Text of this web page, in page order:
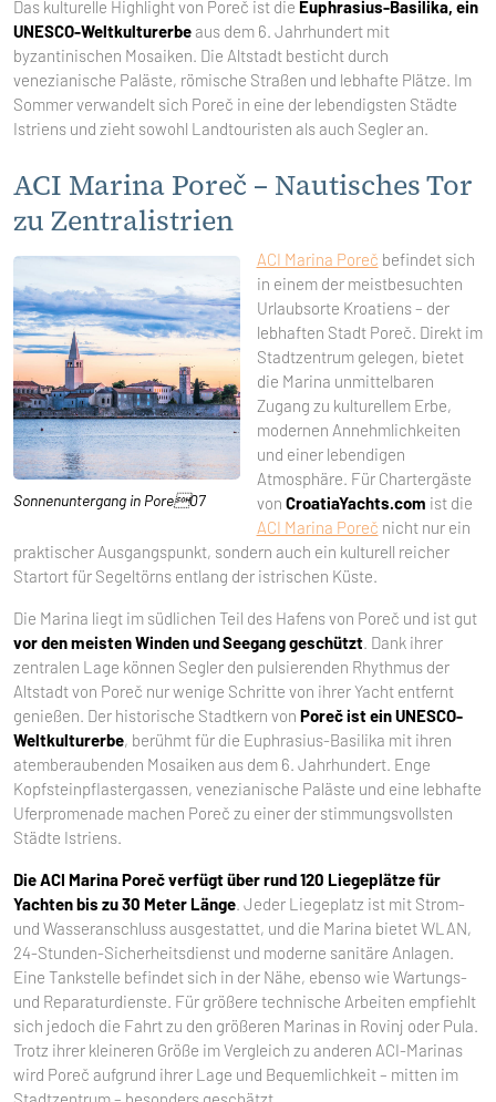
Das kulturelle Highlight von Poreč ist die Euphrasius-Basilika, ein
UNESCO-Weltkulturerbeaus dem 6. Jahrhundert mit
byzantinischen Mosaiken. Die Altstadt besticht durch
venezianische Paläste, römische Straßen und lebhafte Plätze. Im
Sommer verwandelt sich Poreč in eine der lebendigsten Städte
Istriens und zieht sowohl Landtouristen als auch Segler an.
ACI Marina Poreč – Nautisches Tor
zu Zentralistrien
Sonnenuntergang in Pore07
ACI Marina Poreč befindet sich
in einem der meistbesuchten
Urlaubsorte Kroatiens – der
lebhaften Stadt Poreč. Direkt im
Stadtzentrum gelegen, bietet
die Marina unmittelbaren
Zugang zu kulturellem Erbe,
modernen Annehmlichkeiten
und einer lebendigen
Atmosphäre. Für Chartergäste
von CroatiaYachts.com ist die
ACI Marina Poreč nicht nur ein
praktischer Ausgangspunkt, sondern auch ein kulturell reicher
Startort für Segeltörns entlang der istrischen Küste.
Die Marina liegt im südlichen Teil des Hafens von Poreč und ist gut
vor den meisten Winden und Seegang geschützt. Dank ihrer
zentralen Lage können Segler den pulsierenden Rhythmus der
Altstadt von Poreč nur wenige Schritte von ihrer Yacht entfernt
genießen. Der historische Stadtkern von Poreč ist ein UNESCO-
Weltkulturerbe, berühmt für die Euphrasius-Basilika mit ihren
atemberaubenden Mosaiken aus dem 6. Jahrhundert. Enge
Kopfsteinpflastergassen, venezianische Paläste und eine lebhafte
Uferpromenade machen Poreč zu einer der stimmungsvollsten
Städte Istriens.
Die ACI Marina Poreč verfügt über rund 120 Liegeplätze für
Yachten bis zu 30 Meter Länge. Jeder Liegeplatz ist mit Strom-
und Wasseranschluss ausgestattet, und die Marina bietet WLAN,
24-Stunden-Sicherheitsdienst und moderne sanitäre Anlagen.
Eine Tankstelle befindet sich in der Nähe, ebenso wie Wartungs-
und Reparaturdienste. Für größere technische Arbeiten empfiehlt
sich jedoch die Fahrt zu den größeren Marinas in Rovinj oder Pula.
Trotz ihrer kleineren Größe im Vergleich zu anderen ACI-Marinas
wird Poreč aufgrund ihrer Lage und Bequemlichkeit – mitten im